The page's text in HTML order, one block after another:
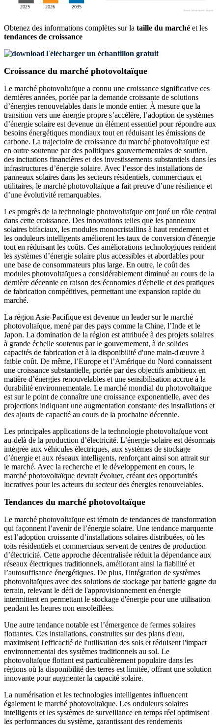
Obtenez des informations complètes sur la taille du marché et les
tendances de croissance
Télécharger un échantillon gratuit
Croissance du marché photovoltaïque
Le marché photovoltaïque a connu une croissance significative ces
dernières années, portée par la demande croissante de solutions
d’énergies renouvelables dans le monde entier. À mesure que la
transition vers une énergie propre s’accélère, l’adoption de systèmes
d’énergie solaire est devenue un élément essentiel pour répondre aux
besoins énergétiques mondiaux tout en réduisant les émissions de
carbone. La trajectoire de croissance du marché photovoltaïque est
en outre soutenue par des politiques gouvernementales de soutien,
des incitations financières et des investissements substantiels dans les
infrastructures d’énergie solaire. Avec l’essor des installations de
panneaux solaires dans les secteurs résidentiels, commerciaux et
utilitaires, le marché photovoltaïque a fait preuve d’une résilience et
d’une évolutivité remarquables.
Les progrès de la technologie photovoltaïque ont joué un rôle central
dans cette croissance. Des innovations telles que les panneaux
solaires bifaciaux, les modules monocristallins à haut rendement et
les onduleurs intelligents améliorent les taux de conversion d'énergie
tout en réduisant les coûts. Ces améliorations technologiques rendent
les systèmes d’énergie solaire plus accessibles et abordables pour
une base de consommateurs plus large. En outre, le coût des
modules photovoltaïques a considérablement diminué au cours de la
dernière décennie en raison des économies d'échelle et des pratiques
de fabrication compétitives, permettant une expansion rapide du
marché.
La région Asie-Pacifique est devenue un leader sur le marché
photovoltaïque, mené par des pays comme la Chine, l’Inde et le
Japon. La domination de la région est attribuée à des projets solaires
à grande échelle soutenus par le gouvernement, à de solides
capacités de fabrication et à la disponibilité d'une main-d'œuvre à
faible coût. De même, l’Europe et l’Amérique du Nord connaissent
une croissance substantielle, portée par des objectifs ambitieux en
matière d’énergies renouvelables et une sensibilisation accrue à la
durabilité environnementale. Le marché mondial du photovoltaïque
est sur le point de connaître une croissance exponentielle, avec des
projections indiquant une augmentation constante des installations et
des ajouts de capacité au cours de la prochaine décennie.
Les principales applications de la technologie photovoltaïque vont
au-delà de la production d’électricité. L’énergie solaire est désormais
intégrée aux véhicules électriques, aux systèmes de stockage
d’énergie et aux réseaux intelligents, renforçant ainsi son attrait sur
le marché. Avec la recherche et le développement en cours, le
marché photovoltaïque devrait évoluer, créant des opportunités
lucratives pour les acteurs du secteur des énergies renouvelables.
Tendances du marché photovoltaïque
Le marché photovoltaïque est témoin de tendances de transformation
qui façonnent l’avenir de l’énergie solaire. Une tendance marquante
est l’adoption croissante d’installations solaires distribuées, où les
toits résidentiels et commerciaux servent de centres de production
d’électricité. Cette approche décentralisée réduit la dépendance aux
réseaux électriques traditionnels, améliorant ainsi la fiabilité et
l’autosuffisance énergétiques. De plus, l'intégration de systèmes
photovoltaïques avec des solutions de stockage par batterie gagne du
terrain, relevant le défi de l'approvisionnement en énergie
intermittent en permettant le stockage d'énergie pour une utilisation
pendant les heures non ensoleillées.
Une autre tendance notable est l’émergence de fermes solaires
flottantes. Ces installations, construites sur des plans d'eau,
maximisent l'efficacité de l'utilisation des sols et réduisent l'impact
environnemental des systèmes traditionnels au sol. Le
photovoltaïque flottant est particulièrement populaire dans les
régions où la disponibilité des terres est limitée, offrant une solution
innovante pour augmenter la capacité solaire.
La numérisation et les technologies intelligentes influencent
également le marché photovoltaïque. Les onduleurs solaires
intelligents et les systèmes de surveillance en temps réel optimisent
les performances du système, garantissant des rendements